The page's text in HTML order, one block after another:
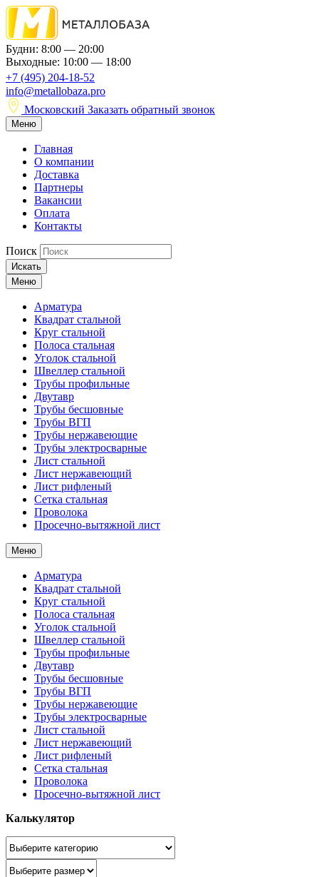
Будни: 8:00 — 20:00
Выходные: 10:00 — 18:00
+7 (495) 204-18-52
info@metallobaza.pro
Московский Заказать обратный звонок
Меню
Главная
О компании
Доставка
Партнеры
Вакансии
Оплата
Контакты
Поиск
Искать
Меню
Арматура
Квадрат стальной
Круг стальной
Полоса стальная
Уголок стальной
Швеллер стальной
Трубы профильные
Двутавр
Трубы бесшовные
Трубы ВГП
Трубы нержавеющие
Трубы электросварные
Лист стальной
Лист нержавеющий
Лист рифленый
Сетка стальная
Проволока
Просечно-вытяжной лист
Меню
Арматура
Квадрат стальной
Круг стальной
Полоса стальная
Уголок стальной
Швеллер стальной
Трубы профильные
Двутавр
Трубы бесшовные
Трубы ВГП
Трубы нержавеющие
Трубы электросварные
Лист стальной
Лист нержавеющий
Лист рифленый
Сетка стальная
Проволока
Просечно-вытяжной лист
Калькулятор